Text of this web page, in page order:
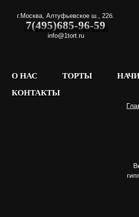
г.Москва, Алтуфьевское ш., 22б.
7(495)685-96-59
info@1tort.ru
О НАС ТОРТЫ
КОНТАКТЫ